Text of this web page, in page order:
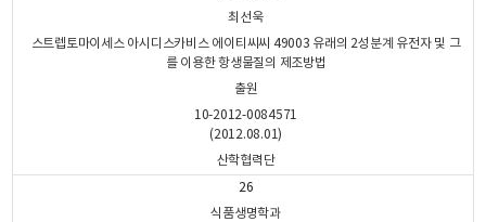
최선욱
스트렙토마이세스 아시디스카비스 에이티씨씨 49003 유래의 2성분계 유전자 및 그
를 이용한 항생물질의 제조방법
출원
10-2012-0084571
(2012.08.01)
산학협력단
26
식품생명학과